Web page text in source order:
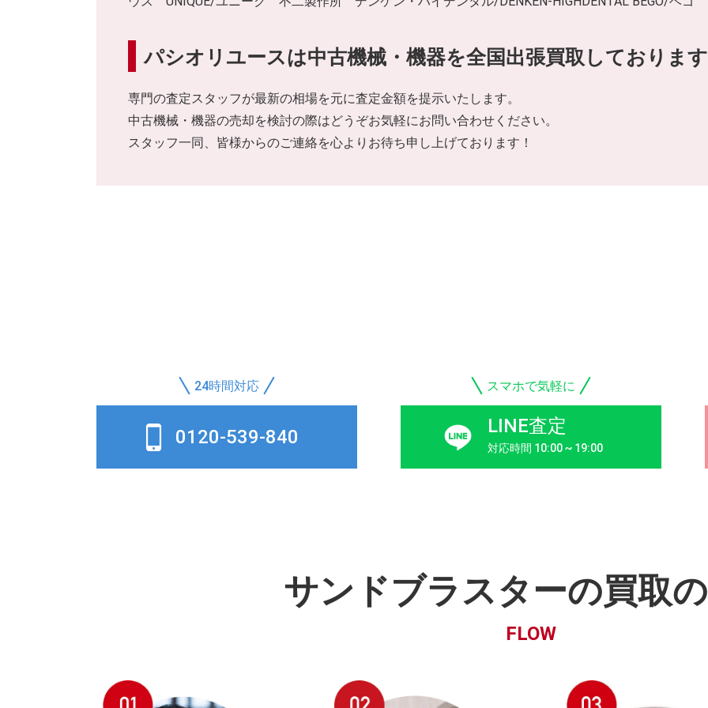
パシオリユースは中古機械・機器を全国出張買取しておりま
専門の査定スタッフが最新の相場を元に査定金額を提示いたします。
中古機械・機器の売却を検討の際はどうぞお気軽にお問い合わせください。
スタッフ一同、皆様からのご連絡を心よりお待ち申し上げております！
24時間対応
0120-539-840
スマホで気軽に
LINE査定
対応時間 10:00 ~ 19:00
サンドブラスターの買取
FLOW